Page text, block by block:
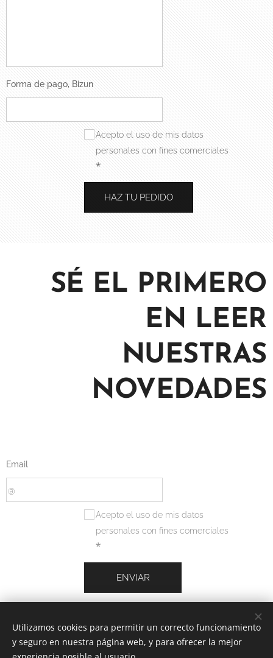
Forma de pago, Bizun
Acepto el uso de mis datos
personales con fines comerciales
HAZ TU PEDIDO
SÉ EL PRIMERO
EN LEER
NUESTRAS
NOVEDADES
Email
Acepto el uso de mis datos
personales con fines comerciales
ENVIAR
Utilizamos cookies para permitir un correcto funcionamiento
y seguro en nuestra página web, y para ofrecer la mejor